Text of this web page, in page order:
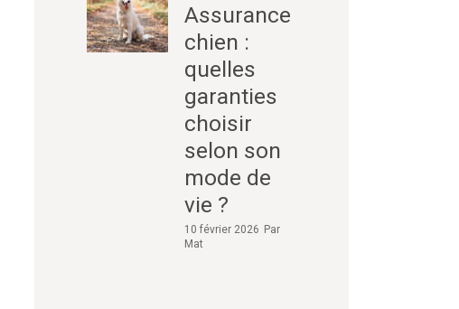
Assurance
chien :
quelles
garanties
choisir
selon son
mode de
vie ?
10 février 2026 Par
Mat